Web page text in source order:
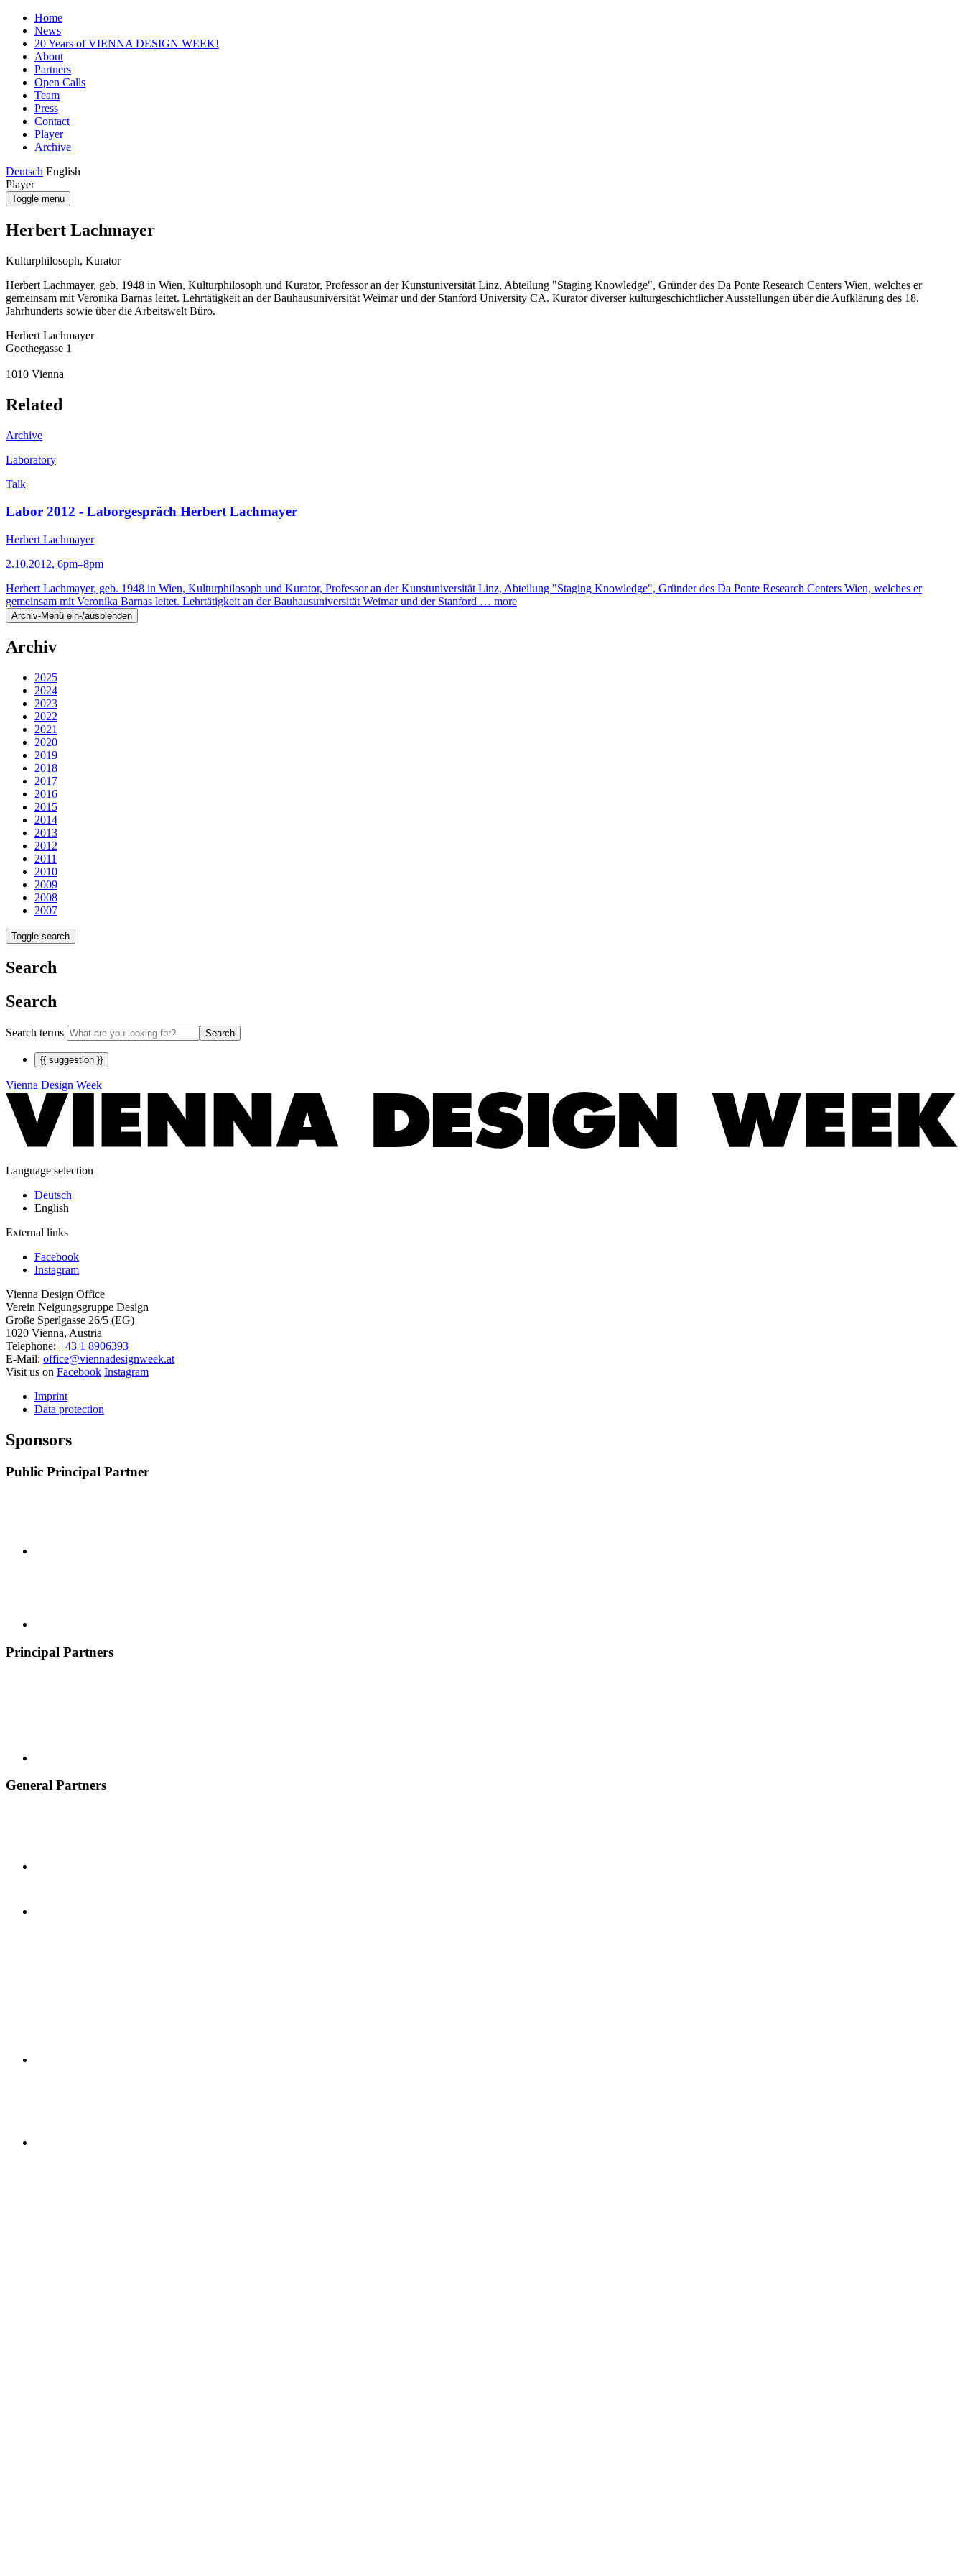
Home
News
20 Years of VIENNA DESIGN WEEK!
About
Partners
Open Calls
Team
Press
Contact
Player
Archive
Deutsch English
Player
Toggle menu
Herbert Lachmayer
Kulturphilosoph, Kurator
Herbert Lachmayer, geb. 1948 in Wien, Kulturphilosoph und Kurator, Professor an der Kunstuniversität Linz, Abteilung "Staging Knowledge", Gründer des Da Ponte Research Centers Wien, welches er
gemeinsam mit Veronika Barnas leitet. Lehrtätigkeit an der Bauhausuniversität Weimar und der Stanford University CA. Kurator diverser kulturgeschichtlicher Ausstellungen über die Aufklärung des 18.
Jahrhunderts sowie über die Arbeitswelt Büro.
Herbert Lachmayer
Goethegasse 1
1010 Vienna
Related
Archive
Laboratory
Talk
Labor 2012 - Laborgespräch Herbert Lachmayer
Herbert Lachmayer
2.10.2012, 6pm–8pm
Herbert Lachmayer, geb. 1948 in Wien, Kulturphilosoph und Kurator, Professor an der Kunstuniversität Linz, Abteilung "Staging Knowledge", Gründer des Da Ponte Research Centers Wien, welches er
gemeinsam mit Veronika Barnas leitet. Lehrtätigkeit an der Bauhausuniversität Weimar und der Stanford … more
Archiv-Menü ein-/ausblenden
Archiv
2025
2024
2023
2022
2021
2020
2019
2018
2017
2016
2015
2014
2013
2012
2011
2010
2009
2008
2007
Toggle search
Search
Search
Search terms Search
{{ suggestion }}
Vienna Design Week
Language selection
Deutsch
English
External links
Facebook
Instagram
Vienna Design Office
Verein Neigungsgruppe Design
Große Sperlgasse 26/5 (EG)
1020 Vienna, Austria
Telephone: +43 1 8906393
E-Mail: office@viennadesignweek.at
Visit us on Facebook Instagram
Imprint
Data protection
Sponsors
Public Principal Partner
Principal Partners
General Partners